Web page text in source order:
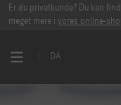
Er du privatkunde? Du kan
meget mere ivores online-
DA